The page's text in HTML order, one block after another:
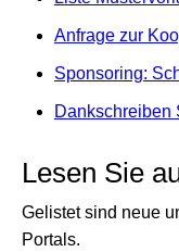
Anfrage zur
Sponsoring:
Dankschreiben
Lesen Sie
Gelistet sind neue
Portals.